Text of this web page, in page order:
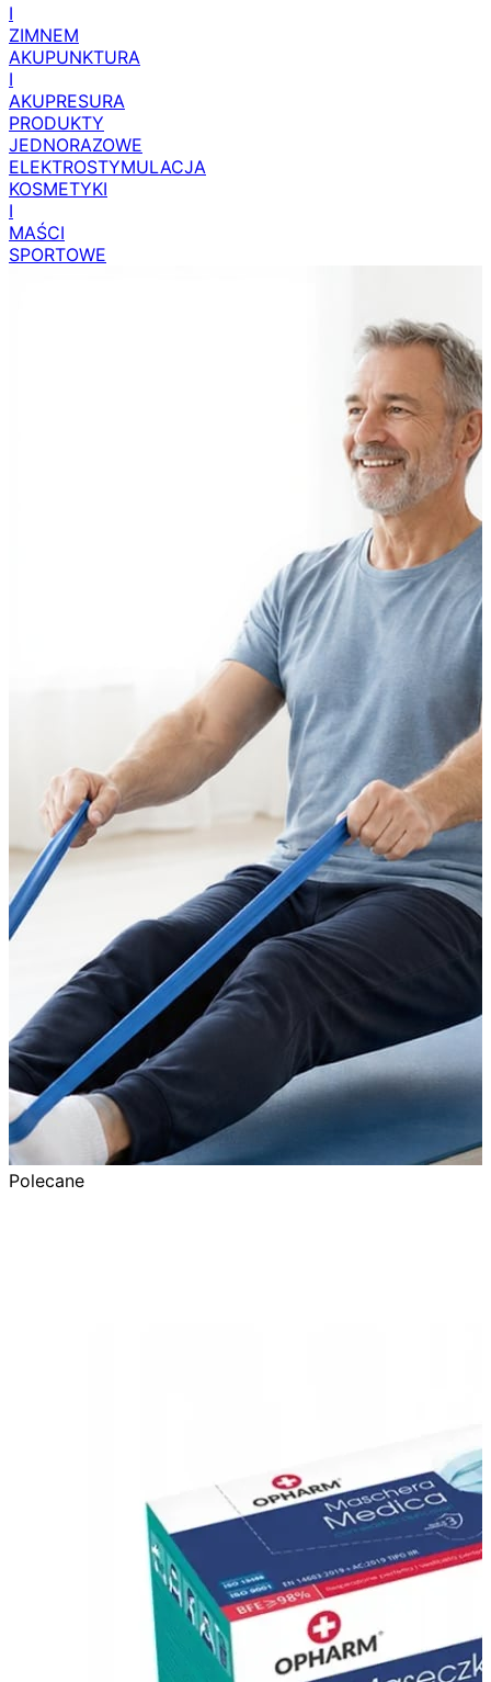
I
ZIMNEM
AKUPUNKTURA
I
AKUPRESURA
PRODUKTY
JEDNORAZOWE
ELEKTROSTYMULACJA
KOSMETYKI
I
MAŚCI
SPORTOWE
Polecane